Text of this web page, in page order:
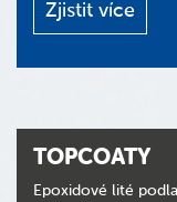
Zjistit více
TOPCOATY
Epoxidové lité